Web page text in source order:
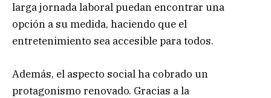
larga jornada laboral puedan encontrar una
opción a su medida, haciendo que el
entretenimiento sea accesible para todos.
Además, el aspecto social ha cobrado un
protagonismo renovado. Gracias a la